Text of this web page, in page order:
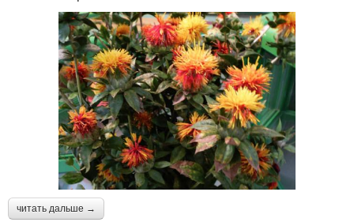
читать дальше →